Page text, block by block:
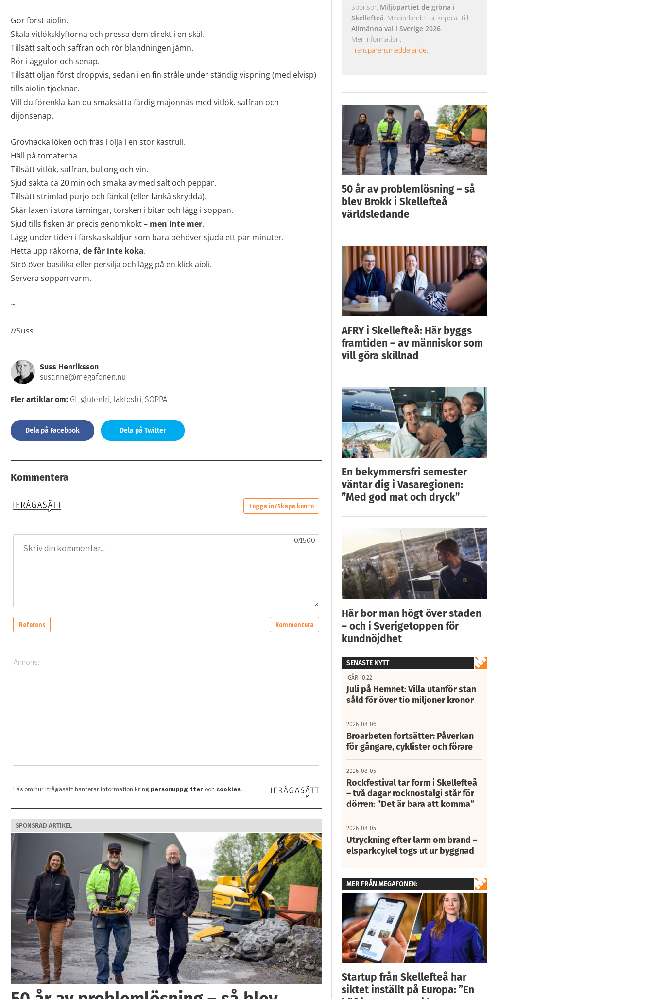
Gör först aiolin.
Skala vitlöksklyftorna och pressa dem direkt i en skål.
Tillsätt salt och saffran och rör blandningen jämn.
Rör i äggulor och senap.
Tillsätt oljan först droppvis, sedan i en fin stråle under ständig vispning (med elvisp)
tills aiolin tjocknar.
Vill du förenkla kan du smaksätta färdig majonnäs med vitlök, saffran och
dijonsenap.
Grovhacka löken och fräs i olja i en stor kastrull.
Häll på tomaterna.
Tillsätt vitlök, saffran, buljong och vin.
Sjud sakta ca 20 min och smaka av med salt och peppar.
Tillsätt strimlad purjo och fänkål (eller fänkålskrydda).
Skär laxen i stora tärningar, torsken i bitar och lägg i soppan.
Sjud tills fisken är precis genomkokt –men inte mer.
Lägg under tiden i färska skaldjur som bara behöver sjuda ett par minuter.
Hetta upp räkorna, de får inte koka.
Strö över basilika eller persilja och lägg på en klick aioli.
Servera soppan varm.
~
//Suss
Suss Henriksson
susanne@megafonen.nu
Fler artiklar om: GI glutenfri laktosfri SOPPA
Dela på Facebook Dela på Twitter
Kommentera
SPONSRAD ARTIKEL
Sponsor: Miljöpartiet de gröna i
Skellefteå. Meddelandet är kopplat till:
Allmänna val i Sverige 2026.
Mer information:
Transparensmeddelande.
50 år av problemlösning – så
blev Brokk i Skellefteå
världsledande
AFRY i Skellefteå: Här byggs
framtiden – av människor som
vill göra skillnad
En bekymmersfri semester
väntar dig i Vasaregionen:
”Med god mat och dryck”
Här bor man högt över staden
– och i Sverigetoppen för
kundnöjdhet
SENASTE NYTT
IGÅR 10:22
Juli på Hemnet: Villa utanför stan
såld för över tio miljoner kronor
2026-08-06
Broarbeten fortsätter: Påverkan
för gångare, cyklister och förare
2026-08-05
Rockfestival tar form i Skellefteå
– två dagar rocknostalgi står för
dörren: ”Det är bara att komma”
2026-08-05
Utryckning efter larm om brand –
elsparkcykel togs ut ur byggnad
MER FRÅN MEGAFONEN:
Startup från Skellefteå har
siktet inställt på Europa: ”En